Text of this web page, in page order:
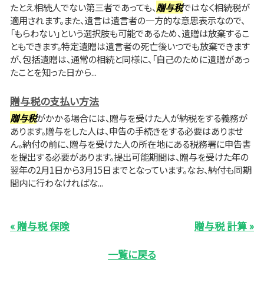
たとえ相続人でない第三者であっても、贈与税ではなく相続税が
適用されます。また、遺言は遺言者の一方的な意思表示なので、
「もらわない」という選択肢も可能であるため、遺贈は放棄するこ
ともできます。特定遺贈は遺言者の死亡後いつでも放棄できます
が、包括遺贈は、通常の相続と同様に、「自己のために遺贈があっ
たことを知った日から...
贈与税の支払い方法
贈与税がかかる場合には、贈与を受けた人が納税をする義務が
あります。贈与をした人は、申告の手続きをする必要はありませ
ん。納付の前に、贈与を受けた人の所在地にある税務署に申告書
を提出する必要があります。提出可能期間は、贈与を受けた年の
翌年の2月1日から3月15日までとなっています。なお、納付も同期
間内に行わなければな...
« 贈与税 保険
贈与税 計算 »
一覧に戻る